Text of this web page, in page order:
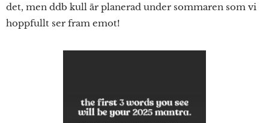
det, men ddb kull är planerad under sommaren som vi
hoppfullt ser fram emot!